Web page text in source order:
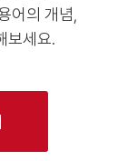
어의 개념,
보세요.